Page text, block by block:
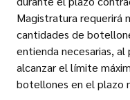
Magistratura requerirá
cantidades de
entienda necesarias,
alcanzar el límite
botellones en el plazo